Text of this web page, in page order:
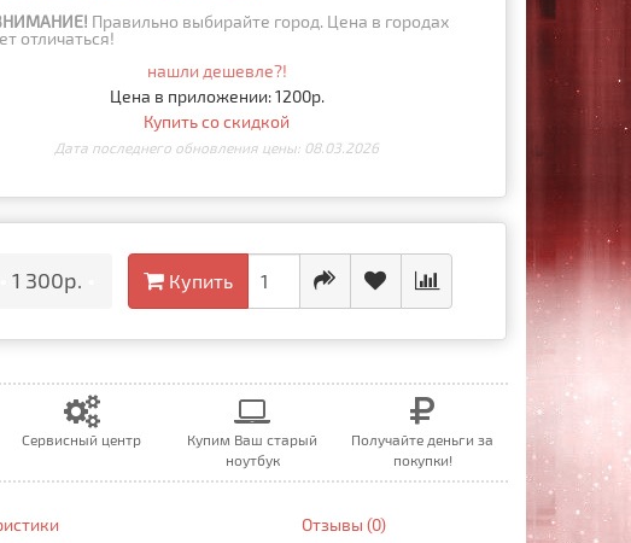
Правильно выбирайте город. Цена в городах
отличаться!
нашли дешевле?!
Цена в приложении: 1200р.
Купить со скидкой
Дата последнего обновления цены: 08.03.2026
1 300р. Купить
Сервисный центр
Купим Ваш старый
ноутбук
Получайте деньги за
покупки!
Отзывы (0)